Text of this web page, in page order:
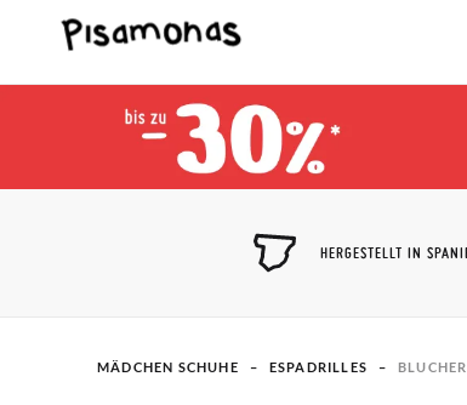
HERGESTELLT IN
MÄDCHEN SCHUHE ESPADRILLES​